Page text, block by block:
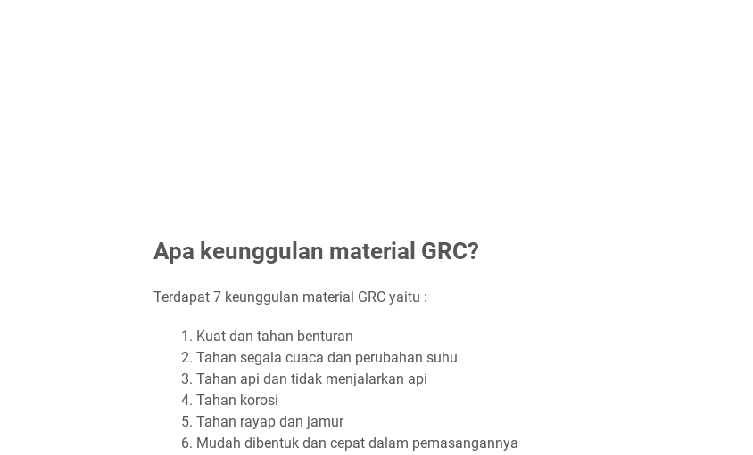
Apa keunggulan material GRC?
Terdapat 7 keunggulan material GRC yaitu :
Kuat dan tahan benturan
Tahan segala cuaca dan perubahan suhu
Tahan api dan tidak menjalarkan api
Tahan korosi
Tahan rayap dan jamur
Mudah dibentuk dan cepat dalam pemasangannya